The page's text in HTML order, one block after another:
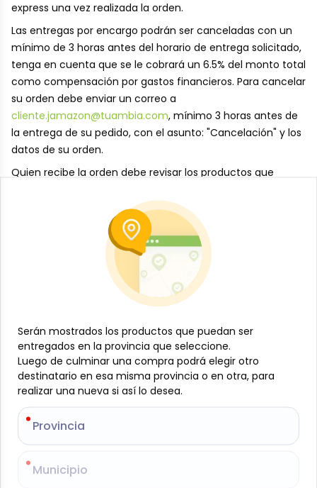
express una vez realizada la orden.
Las entregas por encargo podrán ser canceladas con un
mínimo de 3 horas antes del horario de entrega solicitado,
tenga en cuenta que se le cobrará un 6.5% del monto total
como compensación por gastos financieros. Para cancelar
su orden debe enviar un correo a
cliente.jamazon@tuambia.com, mínimo 3 horas antes de
la entrega de su pedido, con el asunto: "Cancelación" y los
datos de su orden.
Quien recibe la orden debe revisar los productos que
no haya recibido algún producto incluido en la orden o
haya recibido un producto equivocado, el distribuidor se
pondrá en contacto inmediatamente con el centro de
elaboración y haremos lo necesario para proporcionarle los
productos adecuados.
Para informar sobre cualquier problema con su orden
horas, la posibilidad de reembolso se analizará caso a caso
y no se reembolsará dinero si los alimentos han sido
manipulados.
Para hacer su reclamación debe escribir al correo
cliente.jamazon@tuambia.com
producto reclamado.
En el caso de que el proceso de devolución del dinero a la
tarjeta de crédito fallara por causas ajenas a nuestra
voluntad, solo podremos ofrecerle productos de nuestra
Serán mostrados los productos que puedan ser
entregados en la provincia que seleccione.
Luego de culminar una compra podrá elegir otro
destinatario en esa misma provincia o en otra, para
realizar una nueva si así lo desea.
Provincia
Municipio
Serán mostrados los productos que puedan ser
entregados en la provincia que seleccione.
Luego de culminar una compra podrá elegir otro
destinatario en esa misma provincia o en otra, para
realizar una nueva si así lo desea.
Provincia
Municipio